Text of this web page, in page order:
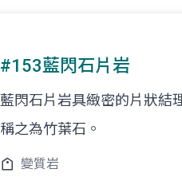
#153藍閃石片岩
藍閃石片岩具緻密的片狀結
稱之為竹葉石。
變質岩